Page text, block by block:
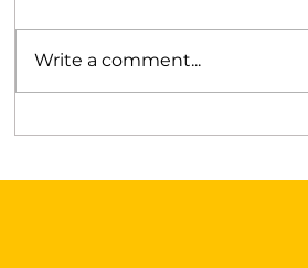
Persianas Inteligentes
Write a comment...